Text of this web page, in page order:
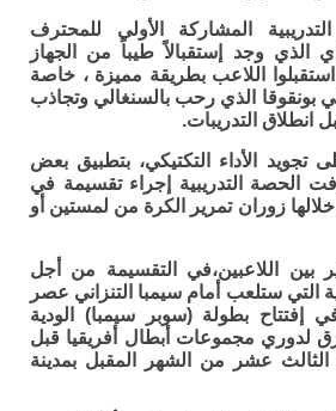
المشاركة الأولى للمحترف
الذي وجد إستقبالاً طيباً من الجهاز
استقبلوا اللاعب بطريقة مميزة ، خاصة
بونقوقا الذي رحب بالسنغالي وتجاذب
التدريبات.
الأداء التكتيكي، بتطبيق بعض
الحصة التدريبية إجراء تقسيمة في
زوران تمرير الكرة من لمستين أو
بين اللاعبين،في التقسيمة من أجل
التي ستلعب أمام سيمبا التنزاني عصر
في إفتتاح بطولة (سوبر سيمبا) الودية
لدوري مجموعات أبطال أفريقيا قبل
عشر من الشهر المقبل بمدينة